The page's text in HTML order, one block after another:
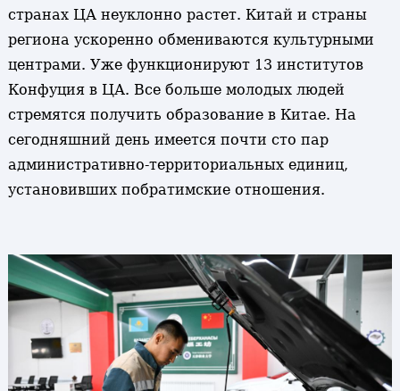
странах ЦА неуклонно растет. Китай и страны
региона ускоренно обмениваются культурными
центрами. Уже функционируют 13 институтов
Конфуция в ЦА. Все больше молодых людей
стремятся получить образование в Китае. На
сегодняшний день имеется почти сто пар
административно-территориальных единиц,
установивших побратимские отношения.